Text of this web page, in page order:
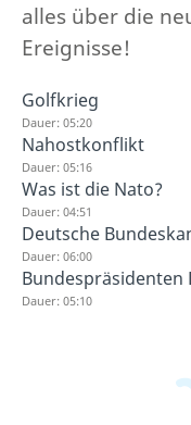
alles über die
Ereignisse!
Golfkrieg
Dauer: 05:20
Nahostkonflikt
Dauer: 05:16
Was ist die Nato?
Dauer: 04:51
Deutsche
Dauer: 06:00
Bundespräsidenten
Dauer: 05:10